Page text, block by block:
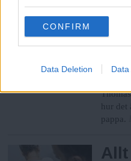
use your data for below
consent section.
CONFIRM
Data Deletion Data
"Det
hur det
pappa.